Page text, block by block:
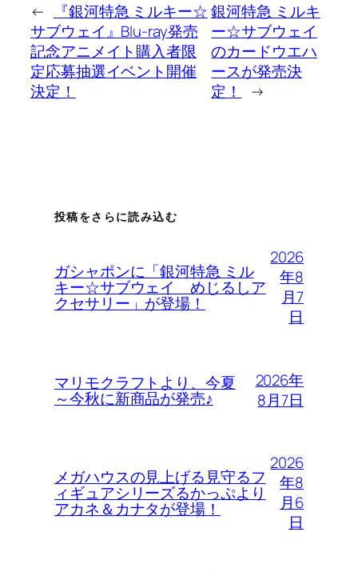
←
『銀河特急 ミルキー☆
サブウェイ』Blu-ray発売
記念アニメイト購入者限
定応募抽選イベント開催
決定！
銀河特急 ミルキ
ー☆サブウェイ
のカードウエハ
ースが発売決
定！
→
投稿をさらに読み込む
ガシャポンに「銀河特急 ミル
キー☆サブウェイ めじるしア
クセサリー」が登場！
2026
年8
月7
日
マリモクラフトより、今夏
～今秋に新商品が発売♪
2026年
8月7日
メガハウスの見上げる見守るフ
ィギュアシリーズるかっぷより
アカネ＆カナタが登場！
2026
年8
月6
日